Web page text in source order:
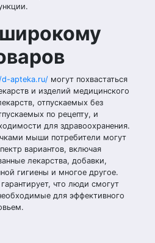
apteka.ru/ могут похвастаться
и изделий медицинского
отпускаемых без
по рецепту, и
для здравоохранения.
мыши потребители могут
вариантов, включая
лекарства, добавки,
гигиены и многое другое.
что люди смогут
для эффективного